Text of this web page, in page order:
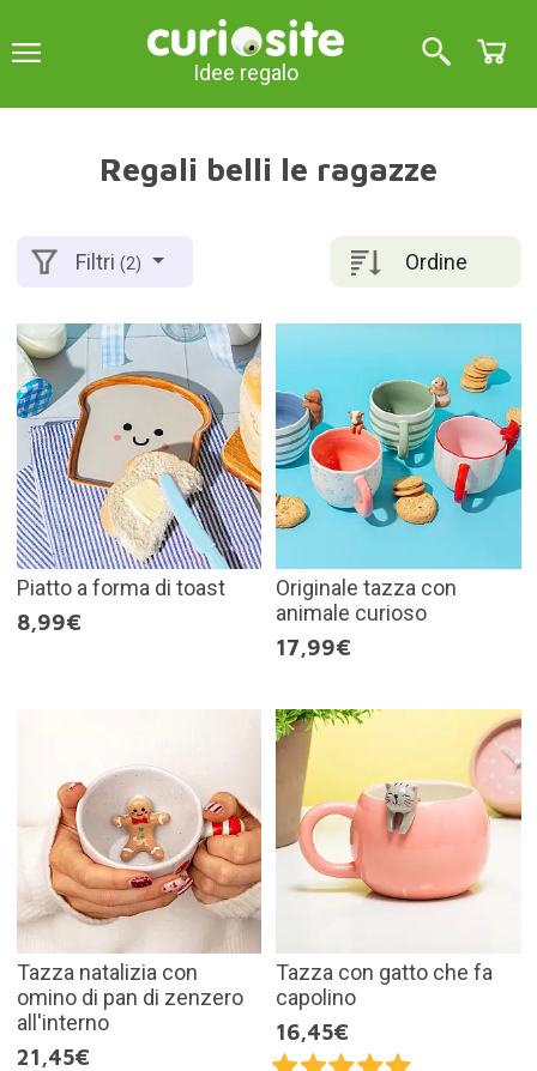
Idee regalo
Regali belli le ragazze
Ordine
Filtri(2)
Piatto a forma di toast
8,99€
Originale tazza con
animale curioso
17,99€
Tazza natalizia con
omino di pan di zenzero
all'interno
21,45€
Tazza con gatto che fa
capolino
16,45€